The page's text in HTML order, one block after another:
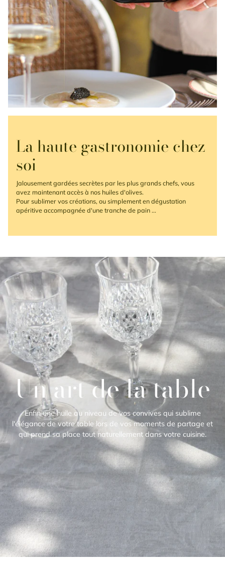
La haute gastronomie chez
soi
Jalousement gardées secrètes par les plus grands chefs, vous
avez maintenant accès à nos huiles d'olives.
Pour sublimer vos créations, ou simplement en dégustation
apéritive accompagnée d'une tranche de pain ...
Un art de la table
Enfin une huile au niveau de vos convives qui sublime
l'élégance de votre table lors de vos moments de partage et
qui prend sa place tout naturellement dans votre cuisine.